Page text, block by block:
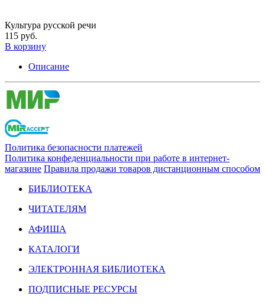
Культура русской речи
115 руб.
В корзину
Описание
Политика безопасности платежей
Политика конфеденциальности при работе в интернет-
магазине Правила продажи товаров дистанционным способом
БИБЛИОТЕКА
ЧИТАТЕЛЯМ
АФИША
КАТАЛОГИ
ЭЛЕКТРОННАЯ БИБЛИОТЕКА
ПОДПИСНЫЕ РЕСУРСЫ